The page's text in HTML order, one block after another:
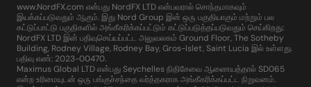
www.NordFX.com என்பது NordFX LTD என்பவரால் சொந்தமாகவும்
இயக்கப்படுவதும் ஆகும். இது Nord Group இன் ஒரு பகுதியாகும் மற்றும் பல
கட்டுப்பாட்டு பகுதிகளில் அங்கீகரிக்கப்பட்டும் கட்டுப்படுத்தப்படுவதும் செய்கிறது:
NordFX LTD இன் பதிவுசெய்யப்பட்ட அலுவலகம் Ground Floor, The Sotheby
Building, Rodney Village, Rodney Bay, Gros-Islet, Saint Lucia இல் உள்ளது.
பதிவு எண்: 2023-00470.
Maximus Global LTD என்பது Seychelles நிதிசேவை ஆணையத்தால் SD065
என்ற உரிமையுடன் ஒரு பங்குச்சந்தை வர்த்தகராக அங்கீகரிக்கப்பட்ட நிறுவனம்.